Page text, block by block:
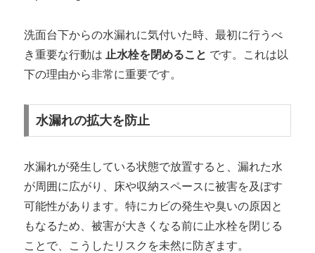
洗面台下からの水漏れに気付いた時、最初に行うべ
き重要な行動は 止水栓を閉めること です。これは以
下の理由から非常に重要です。
水漏れの拡大を防止
水漏れが発生している状態で放置すると、漏れた水
が周囲に広がり、床や収納スペースに被害を及ぼす
可能性があります。特にカビの発生や臭いの原因と
もなるため、被害が大きくなる前に止水栓を閉じる
ことで、こうしたリスクを未然に防ぎます。